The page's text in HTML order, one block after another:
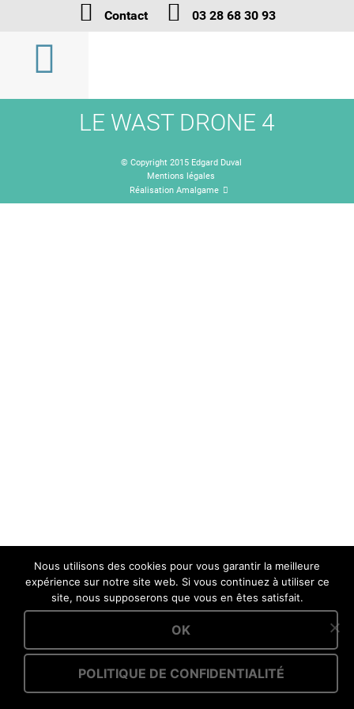
Contact 03 28 68 30 93
LE WAST DRONE 4
© Copyright 2015 Edgard Duval
Mentions légales
Réalisation Amalgame
Nous utilisons des cookies pour vous garantir la meilleure
expérience sur notre site web. Si vous continuez à utiliser ce
site, nous supposerons que vous en êtes satisfait.
OK
POLITIQUE DE CONFIDENTIALITÉ